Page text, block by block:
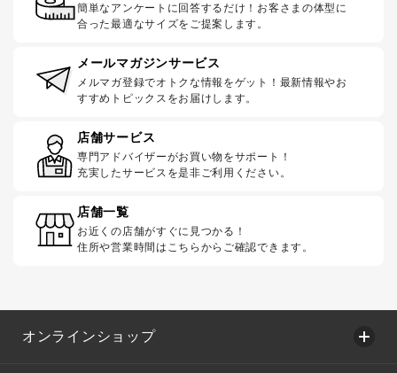
簡単なアンケートに回答するだけ！お客さまの体型に
合った最適なサイズをご提案します。
メールマガジンサービス
メルマガ登録でオトクな情報をゲット！最新情報やお
すすめトピックスをお届けします。
店舗サービス
専門アドバイザーがお買い物をサポート！
充実したサービスを是非ご利用ください。
店舗一覧
お近くの店舗がすぐに見つかる！
住所や営業時間はこちらからご確認できます。
オンラインショップ